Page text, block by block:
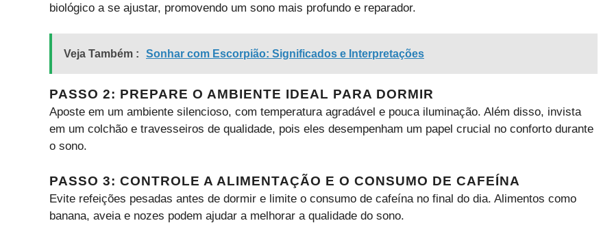
biológico a se ajustar, promovendo um sono mais profundo e reparador.
Veja Também : Sonhar com Escorpião: Significados e Interpretações
PASSO 2: PREPARE O AMBIENTE IDEAL PARA DORMIR
Aposte em um ambiente silencioso, com temperatura agradável e pouca iluminação. Além disso, invista
em um colchão e travesseiros de qualidade, pois eles desempenham um papel crucial no conforto durante
o sono.
PASSO 3: CONTROLE A ALIMENTAÇÃO E O CONSUMO DE CAFEÍNA
Evite refeições pesadas antes de dormir e limite o consumo de cafeína no final do dia. Alimentos como
banana, aveia e nozes podem ajudar a melhorar a qualidade do sono.